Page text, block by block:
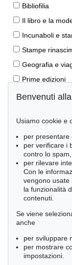
Bibliofilia
Il libro e la
Incunaboli e
Stampe
Geografia e
Prime edizioni
Manoscritti
Libri per
Lifestyle
Pietre miliari
Letteratura
Economia e
Meraviglie della
Cimelia
Ordine:
Benvenuti
Usiamo cookie e
per presentare
per verificare i
contro lo
per rilevare
Con le
vengono usate
la funzionalità
contenuti.
Se viene
anche
per sviluppare
per mostrare
impostazioni.